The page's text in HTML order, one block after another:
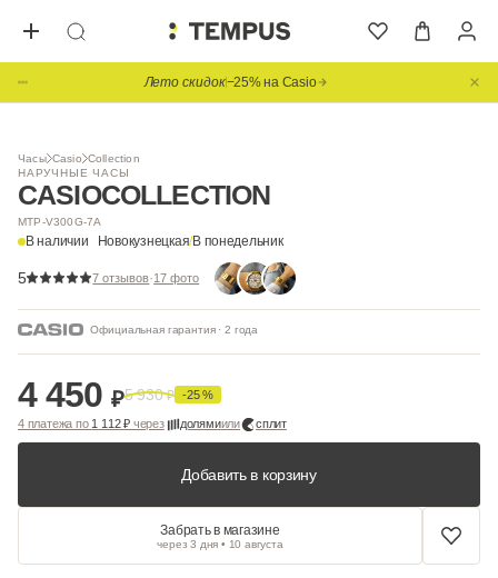
Лето скидок−25% на Casio
Часы Casio Collection
НАРУЧНЫЕ ЧАСЫ
CASIOCOLLECTION
MTP-V300G-7A
В наличии Новокузнецкая/В понедельник
5 7 отзывов·17 фото
Официальная гарантия · 2 года
4 450 ₽5 930₽ -25 %
4 платежа по 1 112 ₽через долямиили сплит
Добавить в корзину
Забрать в магазине
через 3 дня • 10 августа